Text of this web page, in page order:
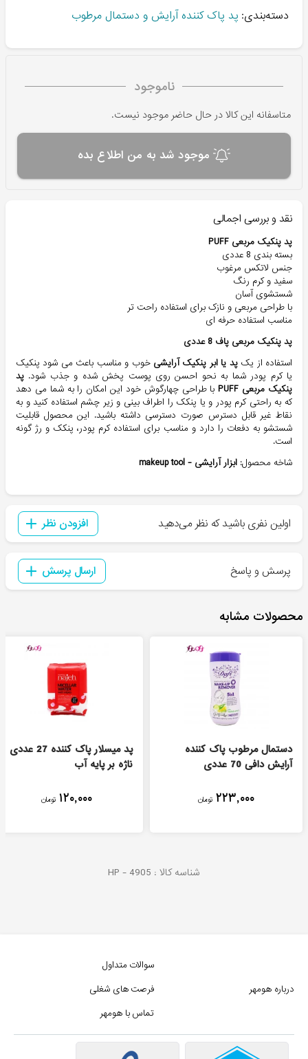
دسته‌بندی: پد پاک کننده آرایش و دستمال مرطوب
ناموجود
متاسفانه این کالا در حال حاضر موجود نیست.
موجود شد به من اطلاع بده
نقد و بررسی اجمالی
پد پنکیک مربعی PUFF
بسته بندی 8 عددی
جنس لاتکس مرغوب
سفید و کرم رنگ
شستشوی آسان
با طراحی مربعی و نازک برای استفاده راحت تر
مناسب استفاده حرفه ای
پد پنکیک مربعی پاف 8 عددی
استفاده از یکپد یا ابر پنکیک آرایشیخوب و مناسب باعث می شود پنکیک
یا کرم پودر شما به نحو احسن روی پوست پخش شده و جذب شود. پد
پنکیک مربعی PUFF
با طراحی چهارگوش خود این امکان را به شما می دهد
که به راحتی کرم پودر و یا پنکک را اطراف بینی و زیر چشم استفاده کنید و به
نقاط غیر قابل دسترس صورت دسترسی داشته باشید. این محصول قابلیت
شستشو به دفعات را دارد و مناسب برای استفاده کرم پودر، پنکک و رژ گونه
است.
شاخه محصول: ابزار آرایشی - makeup tool
اولین نفری باشید که نظر می‌دهید افزودن نظر
پرسش و پاسخ ارسال پرسش
محصولات مشابه
دستمال مرطوب پاک کننده
آرایش دافی 70 عددی
۲۲۳,۰۰۰ تومان
پد میسلار پاک کننده 27 عددی
ناژه بر پایه آب
۱۲۰,۰۰۰ تومان
شناسه کالا : HP - 4905
درباره هومهر
سوالات متداول
فرصت های شغلی
تماس با هومهر